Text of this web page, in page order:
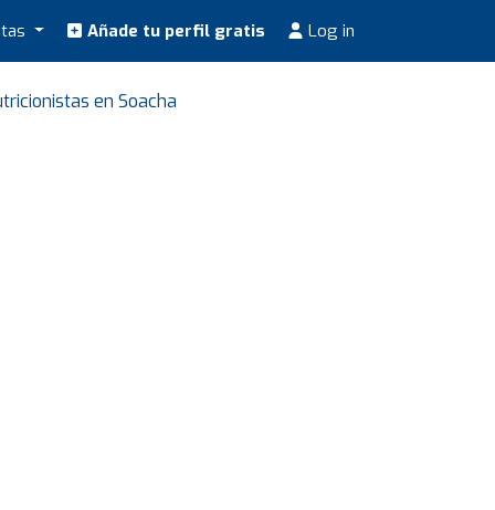
Añade tu perfil gratis Log in
en Soacha